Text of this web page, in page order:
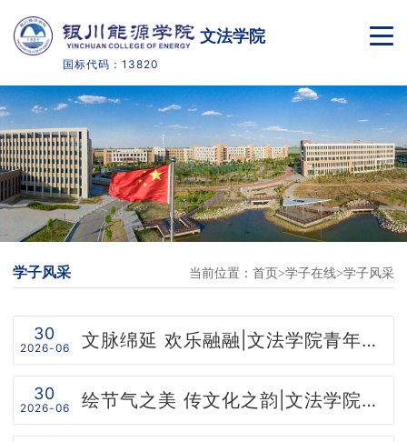
文法学院
国标代码：13820
学院概况
专业介绍
教学科研
学子在线
招生就业
校企合作
资料下载
学子风采 当前位置： 首页 学子在线 学子风采
30
2026-06 文脉绵延 欢乐融融|文法学院青年志愿者协会分会开展“青粽承古韵，童心向端阳”主题志愿活动
30
2026-06 绘节气之美 传文化之韵|文法学院开展二十四节气手绘作品展活动